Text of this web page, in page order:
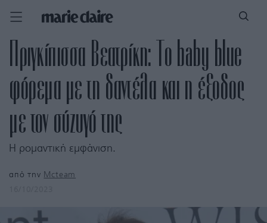
Πριγκίπισσα Βεατρίκη: Το baby blue
φόρεμα με τη δαντέλα και η έξοδος
με τον σύζυγό της
Η ρομαντική εμφάνιση.
από την Mcteam